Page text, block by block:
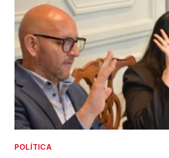
POLÍTICA